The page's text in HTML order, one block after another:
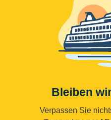
Bleiben
Verpassen Sie